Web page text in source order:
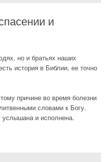
и
но и братьях наших
история в Библии, ее точно
причине во время болезни
словами к Богу.
услышана и исполнена.